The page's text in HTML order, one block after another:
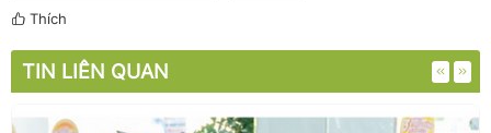
Thích
TIN LIÊN QUAN